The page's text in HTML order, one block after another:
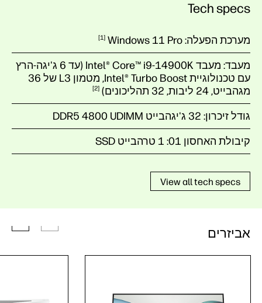
Tech specs
מערכת הפעלה: Windows 11 Pro
1
מעבד:
מעבד Intel® Core™ i9-14900K (עד ‎6 ג'יגה-הרץ
עם טכנולוגיית Intel® Turbo Boost‏, מטמון L3 של 36
מגהבייט‏, 24 ליבות, 32
תהליכונים) 2
גודל זיכרון: 32 ג'יגהבייט DDR5 4800 UDIMM
קיבולת האחסון 01:
1 טרהבייט SSD
View all tech specs
אביזרים